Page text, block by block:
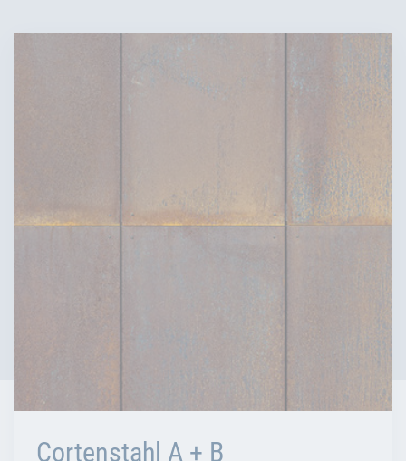
Cortenstahl A + B